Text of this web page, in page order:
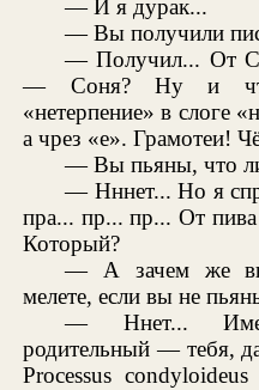
— И я дурак...
— Вы получили
— Получил... От
— Соня? Ну и
«нетерпение» в слоге
а чрез «е». Грамотеи!
— Вы пьяны, что
— Нннет... Но я
пра... пр... пр... От
Который?
— А зачем же вы,
мелете, если вы не
— Ннет...
родительный — тебя,
Processus